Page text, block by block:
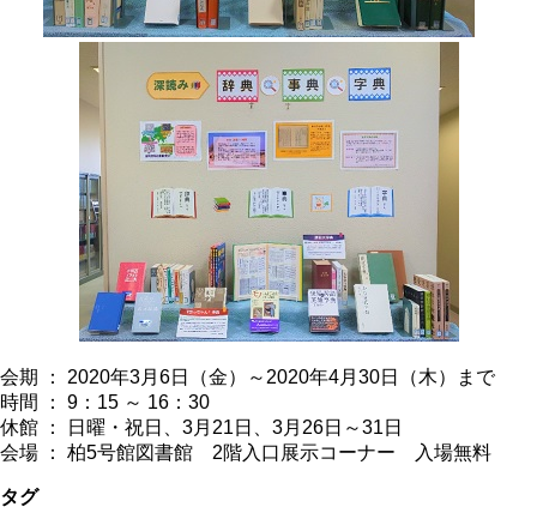
会期 ： 2020年3月6日（金）～2020年4月30日（木）まで
時間 ： 9：15 ～ 16：30
休館 ： 日曜・祝日、3月21日、3月26日～31日
会場 ： 柏5号館図書館 2階入口展示コーナー 入場無料
タグ